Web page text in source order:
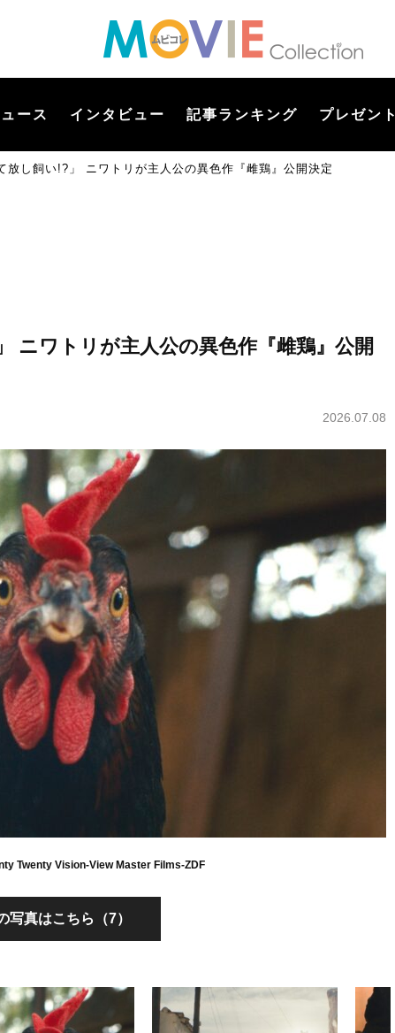
ース インタビュー 記事ランキング プレゼント
放し飼い!?」 ニワトリが主人公の異色作『雌鶏』公開決定
ニワトリが主人公の異色作『雌鶏』公開
2026.07.08
Twenty Vision-View Master Films-ZDF
写真はこちら（7）